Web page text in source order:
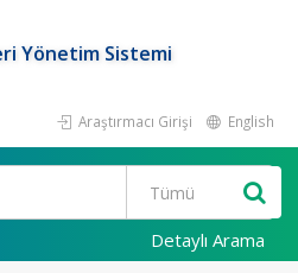
Yönetim Sistemi
Araştırmacı Girişi English
Detaylı Arama